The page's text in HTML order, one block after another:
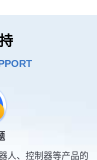
人、控制器等产品的